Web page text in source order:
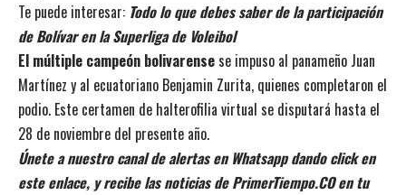
Te puede interesar: Todo lo que debes saber de la participación
de Bolívar en la Superliga de Voleibol
El múltiple campeón bolivarensese impuso al panameño Juan
Martínez y al ecuatoriano Benjamin Zurita, quienes completaron el
podio. Este certamen de halterofilia virtual se disputará hasta el
28 de noviembre del presente año.
Únete a nuestro canal de alertas en Whatsapp dando click en
este enlace, y recibe las noticias de PrimerTiempo.CO en tu